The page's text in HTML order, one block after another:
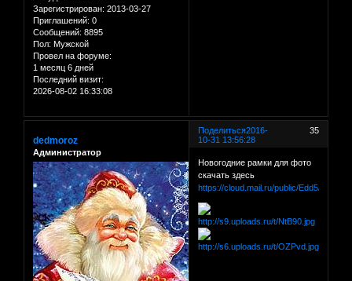
Зарегистрирован: 2013-03-27
Приглашений: 0
Сообщений: 8895
Пол: Мужской
Провел на форуме:
1 месяц 6 дней
Последний визит:
2026-08-02 16:33:08
Поделиться 35
2016-
10-31 13:56:28
dedmoroz
Администратор
Новогодние рамки для фото
скачать здесь
https://cloud.mail.ru/public/Edd5/